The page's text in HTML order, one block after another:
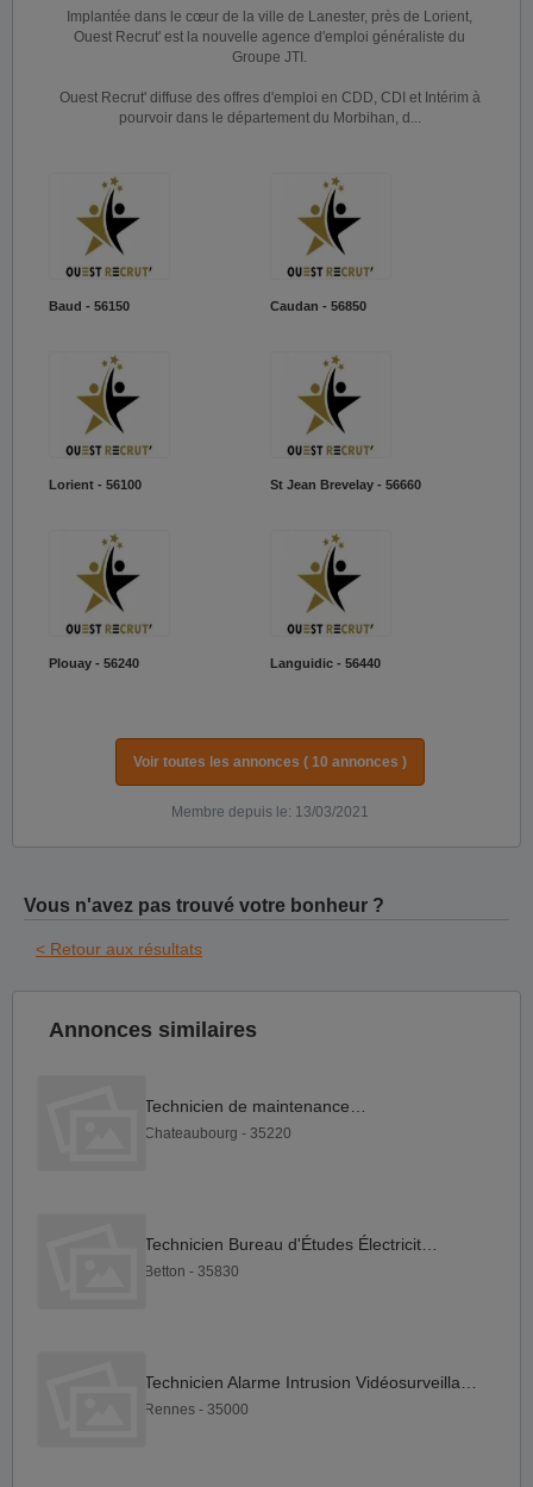
Implantée dans le cœur de la ville de Lanester, près de Lorient,
Ouest Recrut' est la nouvelle agence d'emploi généraliste du
Groupe JTI.
Ouest Recrut' diffuse des offres d'emploi en CDD, CDI et Intérim à
pourvoir dans le département du Morbihan, d...
Baud - 56150 Caudan - 56850
Lorient - 56100 St Jean Brevelay - 56660
Plouay - 56240 Languidic - 56440
Voir toutes les annonces ( 10 annonces )
Membre depuis le: 13/03/2021
Vous n'avez pas trouvé votre bonheur ?
< Retour aux résultats
Annonces similaires
Chateaubourg - 35220
Betton - 35830
Rennes - 35000